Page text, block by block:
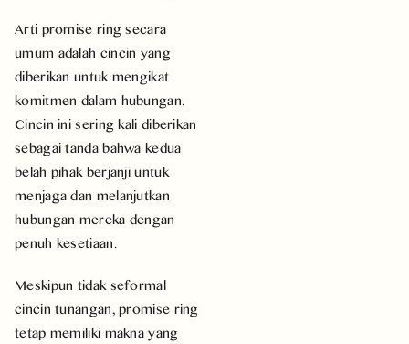
Arti promise ring secara
umum adalah cincin yang
diberikan untuk mengikat
komitmen dalam hubungan.
Cincin ini sering kali diberikan
sebagai tanda bahwa kedua
belah pihak berjanji untuk
menjaga dan melanjutkan
hubungan mereka dengan
penuh kesetiaan.
Meskipun tidak seformal
cincin tunangan, promise ring
tetap memiliki makna yang